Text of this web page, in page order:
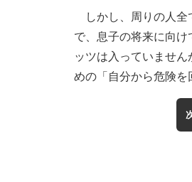
しかし、周りの人全
で、息子の将来に向
ッツは入っていませ
めの「自分から危険を